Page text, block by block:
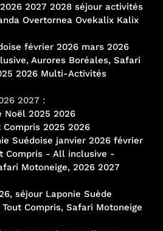
2027 2028 séjour activités
Overtornea Ovekalix Kalix
février 2026 mars 2026
Aurores Boréales, Safari
2026 Multi-Activités
2027 :
Noël 2025 2026
Compris 2025 2026
Suédoise janvier 2026 février
Compris - All inclusive -
Motoneige, 2026 2027
séjour Laponie Suède
Compris, Safari Motoneige